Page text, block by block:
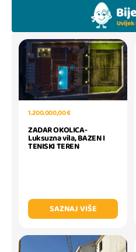
1.200.000,00 €
ZADAR OKOLICA-
Luksuzna vila, BAZEN I
TENISKI TEREN
SAZNAJ VIŠE